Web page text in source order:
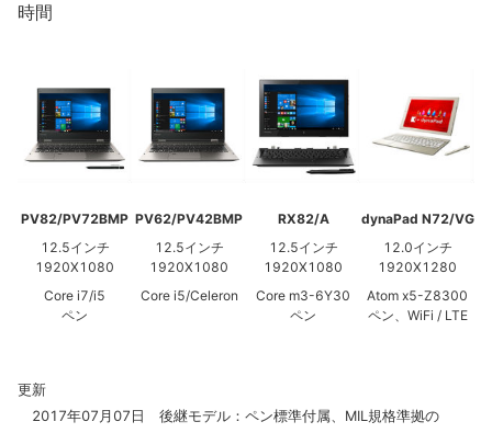
時間
PV82/PV72BMP
12.5インチ
1920X1080
Core i7/i5
ペン
PV62/PV42BMP
12.5インチ
1920X1080
Core i5/Celeron
RX82/A
12.5インチ
1920X1080
Core m3-6Y30
ペン
dynaPad N72/VG
12.0インチ
1920X1280
Atom x5-Z8300
ペン、WiFi / LTE
更新
2017年07月07日 後継モデル：ペン標準付属、MIL規格準拠の